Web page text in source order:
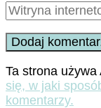
Ta strona
się, w jaki
komentarzy.